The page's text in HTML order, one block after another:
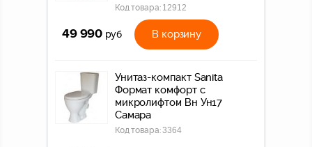
Код товара: 12912
49 990 руб В корзину
Унитаз-компакт Sanita
Формат комфорт с
микролифтом Вн Ун17
Самара
Код товара:3364